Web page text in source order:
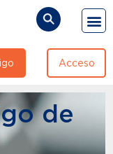
Acceso
de